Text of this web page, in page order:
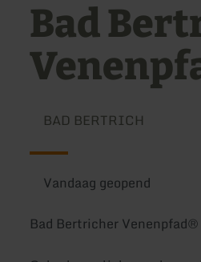
Bad
BAD BERTRICH
Vandaag geopend
Bad Bertricher Venenpfad®